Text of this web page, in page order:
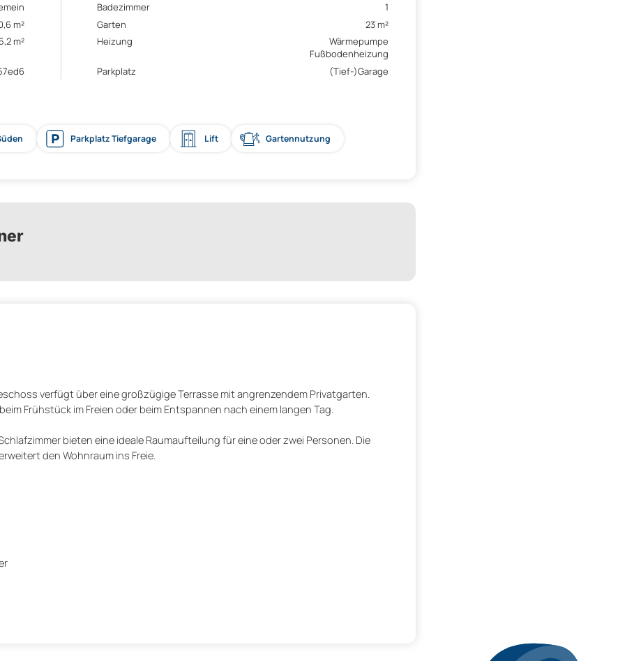
Badezimmer
1
m² Garten
23 m²
5,2 m² Heizung
Wärmepumpe
Fußbodenheizung
Parkplatz (Tief-)Garage
Parkplatz Tiefgarage Lift Gartennutzung
verfügt über eine großzügige Terrasse mit angrenzendem Privatgarten.
Frühstück im Freien oder beim Entspannen nach einem langen Tag.
bieten eine ideale Raumaufteilung für eine oder zwei Personen. Die
den Wohnraum ins Freie.